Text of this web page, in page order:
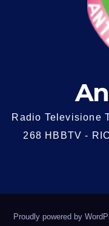
Radio Televisione
268 HBBTV -
Proudly powered by